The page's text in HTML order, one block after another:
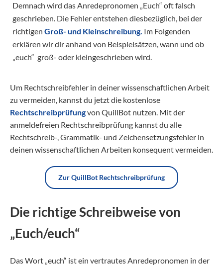
Demnach wird das Anredepronomen „Euch“ oft falsch
geschrieben. Die Fehler entstehen diesbezüglich, bei der
richtigen Groß- und Kleinschreibung. Im Folgenden
erklären wir dir anhand von Beispielsätzen, wann und ob
„euch“ groß- oder kleingeschrieben wird.
Um Rechtschreibfehler in deiner wissenschaftlichen Arbeit
zu vermeiden, kannst du jetzt die kostenlose
Rechtschreibprüfungvon QuillBot nutzen. Mit der
anmeldefreien Rechtschreibprüfung kannst du alle
Rechtschreib-, Grammatik- und Zeichensetzungsfehler in
deinen wissenschaftlichen Arbeiten konsequent vermeiden.
Zur QuillBot Rechtschreibprüfung
Die richtige Schreibweise von
„Euch/euch“
Das Wort „euch“ ist ein vertrautes Anredepronomen in der